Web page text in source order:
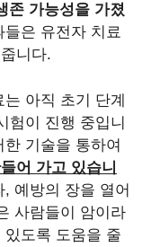
존 가능성을 가졌
은 유전자 치료
니다.
아직 초기 단계
험이 진행 중입니
기술을 통하여
어 가고 있습니
예방의 장을 열어
사람들이 암이라
도록 도움을 줄